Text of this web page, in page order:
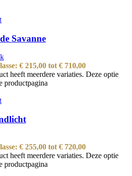
Savanne
€ 215,00 tot € 710,00
heeft meerdere variaties. Deze optie
productpagina
€ 255,00 tot € 720,00
heeft meerdere variaties. Deze optie
productpagina